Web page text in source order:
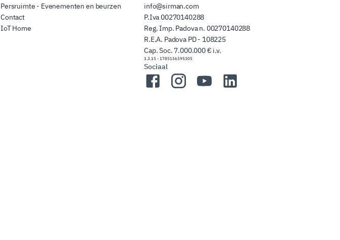
Persruimte - Evenementen en beurzen
Contact
IoT Home
info@sirman.com
P.Iva 00270140288
Reg. Imp. Padova n. 00270140288
R.E.A. Padova PD - 108225
Cap. Soc. 7.000.000 € i.v.
1.3.15 - 1785156595305
Sociaal
FacebookInstagramYouTubeLinkedIn